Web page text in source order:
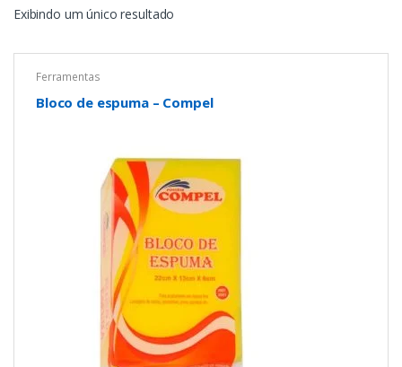
Exibindo um único resultado
Ferramentas
Bloco de espuma – Compel